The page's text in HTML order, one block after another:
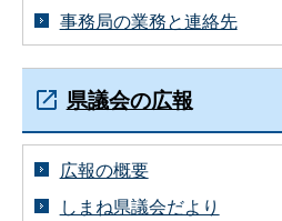
事務局の業務と連絡先
県議会の広報
広報の概要
しまね県議会だより